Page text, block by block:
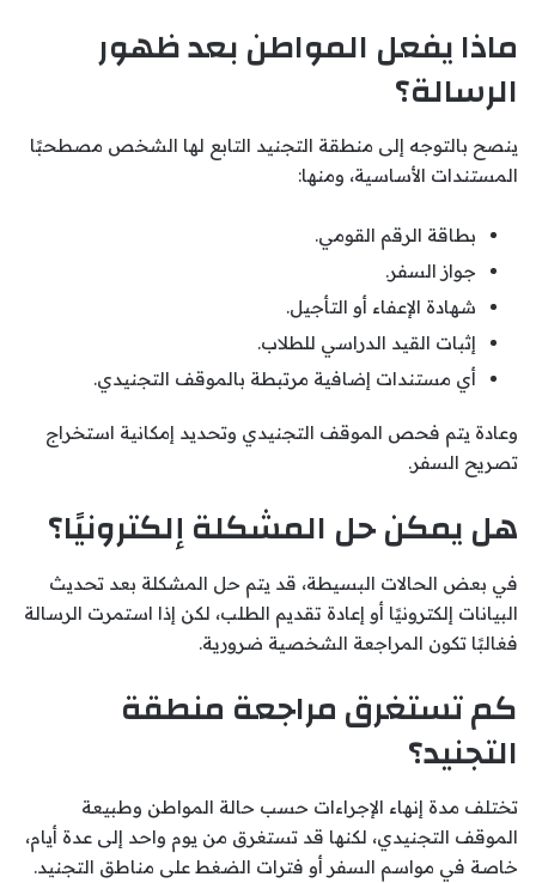
ماذا يفعل المواطن بعد ظهور
الرسالة؟
ينصح بالتوجه إلى منطقة التجنيد التابع لها الشخص مصطحبًا
المستندات الأساسية، ومنها:
بطاقة الرقم القومي.
جواز السفر.
شهادة الإعفاء أو التأجيل.
إثبات القيد الدراسي للطلاب.
أي مستندات إضافية مرتبطة بالموقف التجنيدي.
وعادة يتم فحص الموقف التجنيدي وتحديد إمكانية استخراج
تصريح السفر.
هل يمكن حل المشكلة إلكترونيًا؟
في بعض الحالات البسيطة، قد يتم حل المشكلة بعد تحديث
البيانات إلكترونيًا أو إعادة تقديم الطلب، لكن إذا استمرت الرسالة
فغالبًا تكون المراجعة الشخصية ضرورية.
كم تستغرق مراجعة منطقة
التجنيد؟
تختلف مدة إنهاء الإجراءات حسب حالة المواطن وطبيعة
الموقف التجنيدي، لكنها قد تستغرق من يوم واحد إلى عدة أيام،
خاصة في مواسم السفر أو فترات الضغط على مناطق التجنيد.